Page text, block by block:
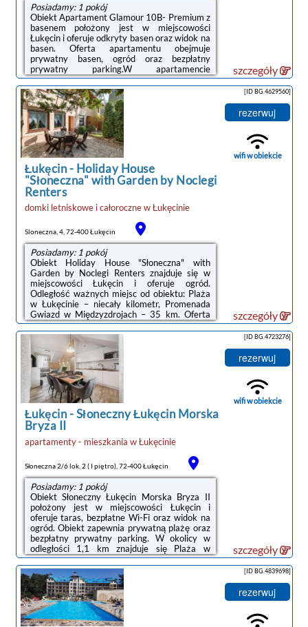
Posiadamy: 1 pokój
Obiekt Apartament Glamour 10B- Premium z
basenem położony jest w miejscowości
Łukęcin i oferuje odkryty basen oraz widok na
basen. Oferta apartamentu obejmuje
prywatny basen, ogród oraz bezpłatny
prywatny parking.W apartamencie
zapewniono taras, sypialnię (1), salon, kuchnię
ze standardowym wyposażeniem, a także
łazienkę (1) z wanną lub prysznicem. Goście
mogą podziwiać widok na miasto.
Wyposażenie obejmuje też telewizor z
płaskim ekranem. W apartamencie
zapewniono ręczniki i pościel.Odległość
ważnych miejsc od obiektu: Plaża w Łukęcinie
– 1,1 km, Dworzec PKP Świnoujście ...
szczegóły
Łukęcin- Holiday House
"Słoneczna" with Garden by Noclegi
Renters
domki letniskowe i całorocznewŁukęcinie
Sloneczna, 4, 72-400 Łukęcin
Posiadamy: 1 pokój
Obiekt Holiday House "Słoneczna" with
Garden by Noclegi Renters znajduje się w
miejscowości Łukęcin i oferuje ogród.
Odległość ważnych miejsc od obiektu: Plaża
w Łukęcinie – niecały kilometr, Promenada
Gwiazd w Międzyzdrojach – 35 km. Oferta
domu wakacyjnego obejmuje bezpłatny
prywatny parking, całodobową recepcję oraz
bezpłatne Wi-Fi.W domu wakacyjnym
zapewniono taras, kilka sypialni (2), salon,
aneks kuchenny ze standardowym
wyposażeniem, a także kilka łazienek (2) z
prysznicem i wanną. Goście mogą podziwiać
widok na ogród. Wyposażenie obejmuje też
telewizor ...
[ID BG.4629560]
rezerwuj
wifi w obiekcie
szczegóły
Łukęcin-Słoneczny Łukęcin Morska
Bryza II
apartamenty - mieszkania wŁukęcinie
Słoneczna 2/6 lok. 2 ( I piętro), 72-400 Łukęcin
Posiadamy: 1 pokój
Obiekt Słoneczny Łukęcin Morska Bryza II
położony jest w miejscowości Łukęcin i
oferuje taras, bezpłatne Wi-Fi oraz widok na
ogród. Obiekt zapewnia prywatną plażę oraz
bezpłatny prywatny parking. W okolicy w
odległości 1,1 km znajduje się Plaża w
Łukęcinie.W apartamencie z 2 sypialniami
zapewniono salon z telewizorem z płaskim
ekranem z dostępem do kanałów kablowych,
a także kuchnię z pełnym wyposażeniem, w
tym lodówką.Odległość ważnych miejsc od
obiektu: Promenada Gwiazd w
Międzyzdrojach – 35 km.Doba hotelowa od
[ID BG.4723276]
rezerwuj
wifi w obiekcie
szczegóły
[ID BG.4839698]
rezerwuj